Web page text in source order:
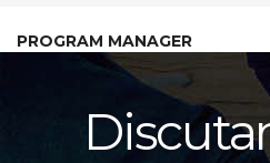
PROGRAM MANAGER